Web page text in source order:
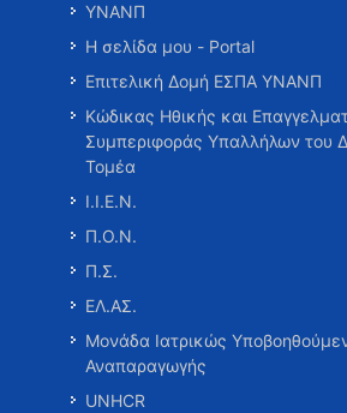
ΥΝΑΝΠ
Η σελίδα μου - Portal
Επιτελική Δομή ΕΣΠΑ ΥΝΑΝΠ
Κώδικας Ηθικής και
Συμπεριφοράς Υπαλλήλων του
Τομέα
Ι.Ι.Ε.Ν.
Π.Ο.Ν.
Π.Σ.
ΕΛ.ΑΣ.
Μονάδα Ιατρικώς
Αναπαραγωγής
UNHCR